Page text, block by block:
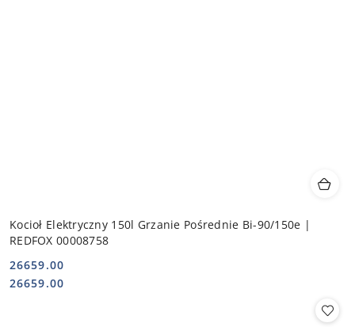
Kocioł Elektryczny 150l Grzanie Pośrednie Bi-90/150e |
REDFOX 00008758
Cena:
26659.00
Cena:
26659.00